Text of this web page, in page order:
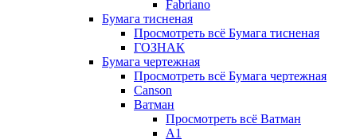
Fabriano
Бумага тисненая
Просмотреть всё Бумага тисненая
ГОЗНАК
Бумага чертежная
Просмотреть всё Бумага чертежная
Canson
Ватман
Просмотреть всё Ватман
А1